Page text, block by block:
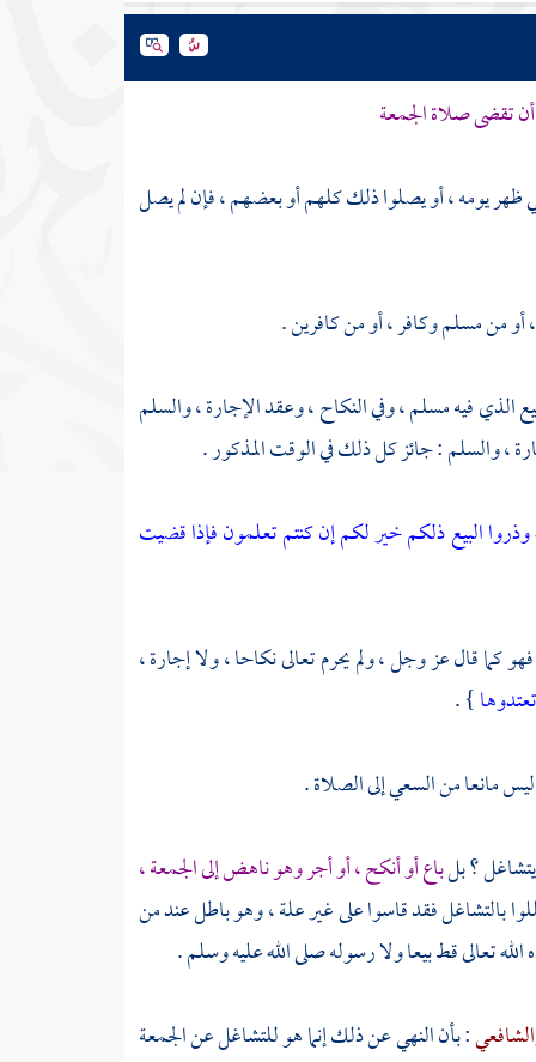
أن تقضى صلاة الجمعة
ظهر يومه ، أو يصلوا ذلك كلهم أو بعضهم ، فإن لم يصل
من مسلم وكافر ، أو من كافرين .
الذي فيه مسلم ، وفي النكاح ، وعقد الإجارة ، والسلم
، والسلم : جائز كل ذلك في الوقت المذكور .
وذروا البيع ذلكم خير لكم إن كنتم تعلمون فإذا قضيت
كما قال عز وجل ، ولم يحرم تعالى نكاحا ، ولا إجارة ،
} .
مانعا من السعي إلى الصلاة .
؟ بلباع أو أنكح ، أو أجر وهو ناهض إلى الجمعة ،
بالتشاغل فقد قاسوا على غير علة ، وهو باطل عند من
تعالى قط بيعا ولا رسوله صلى الله عليه وسلم .
: بأن النهي عن ذلك إنما هو للتشاغل عن الجمعة